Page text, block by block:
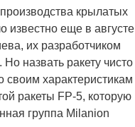
крылатых
известно еще в августе
их разработчиком
назвать ракету чисто
своим характеристикам
ракеты FP-5, которую
группа Milanion